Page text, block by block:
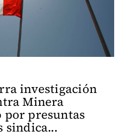
investigación
Minera
por presuntas
sindica...